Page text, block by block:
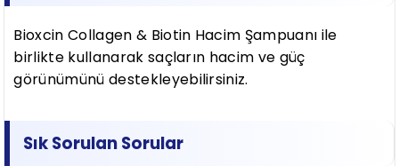
Bioxcin Collagen & Biotin Hacim Şampuanı ile
birlikte kullanarak saçların hacim ve güç
görünümünü destekleyebilirsiniz.
Sık Sorulan Sorular